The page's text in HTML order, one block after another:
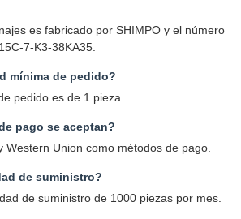
es fabricado por SHIMPO y el número
7-K3-38KA35.
mínima de pedido?
pedido es de 1 pieza.
pago se aceptan?
Western Union como métodos de pago.
de suministro?
de suministro de 1000 piezas por mes.